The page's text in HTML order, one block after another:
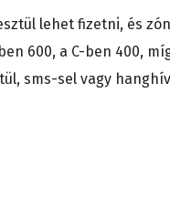
lehet fizetni, és
600, a C-ben 400,
sms-sel vagy